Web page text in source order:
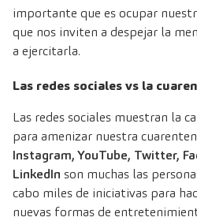
importante que es ocupar
que nos inviten a despejar la
a ejercitarla.
Las redes sociales vs la
Las redes sociales muestran la
para amenizar nuestra
Instagram, YouTube, Twitter,
LinkedIn son muchas las
cabo miles de iniciativas para
nuevas formas de